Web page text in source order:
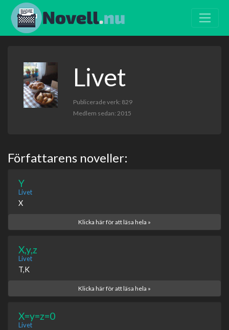
Livet
Publicerade verk: 829
Medlem sedan: 2015
Författarens noveller:
Y
Livet
X
Klicka här för att läsa hela »
X,y,z
Livet
T,K
Klicka här för att läsa hela »
X=y=z=0
Livet